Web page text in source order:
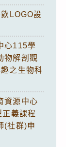
LOGO設
心115學
物解剖觀
之生物科
資源中心
義課程
(社群)申